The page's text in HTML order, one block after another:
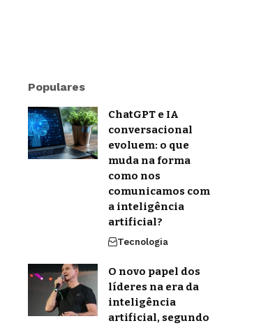
Populares
ChatGPT e IA
conversacional
evoluem: o que
muda na forma
como nos
comunicamos com
a inteligência
artificial?
Tecnologia
O novo papel dos
líderes na era da
inteligência
artificial, segundo